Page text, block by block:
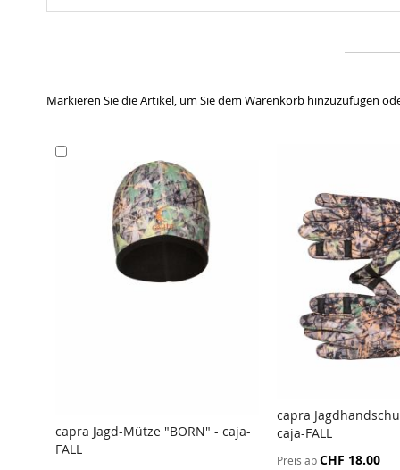
Markieren Sie die Artikel, um Sie dem Warenkorb hinzuzufügen
Warenkorb
capra Jagd-Mütze "BORN" - caja-
FALL
ZUR
capra
caja-FALL
Preis abCHF 18.00